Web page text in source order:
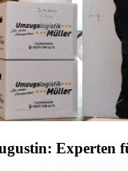
Experten